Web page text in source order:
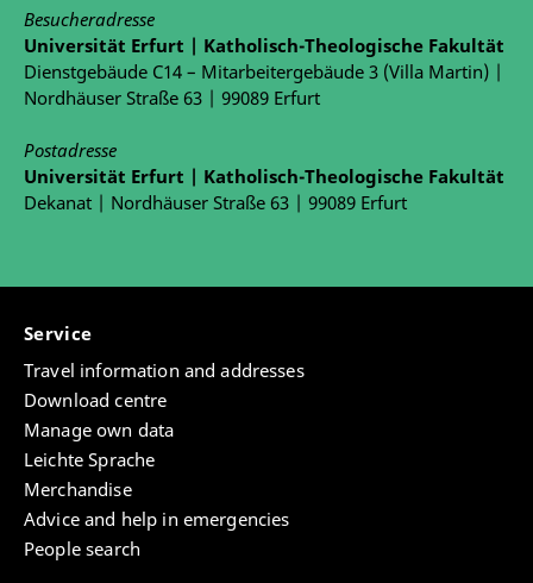
Besucheradresse
Universität Erfurt | Katholisch-Theologische Fakultät
Dienstgebäude C14 – Mitarbeitergebäude 3 (Villa Martin) |
Nordhäuser Straße 63 | 99089 Erfurt
Postadresse
Universität Erfurt | Katholisch-Theologische Fakultät
Dekanat | Nordhäuser Straße 63 | 99089 Erfurt
Service
Travel information and addresses
Download centre
Manage own data
Leichte Sprache
Merchandise
Advice and help in emergencies
People search